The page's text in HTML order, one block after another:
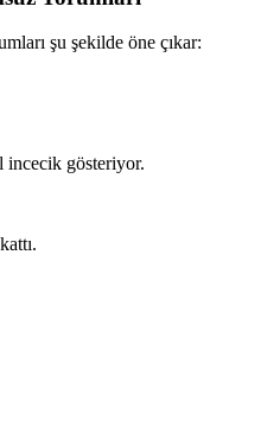
şu şekilde öne çıkar:
incecik gösteriyor.